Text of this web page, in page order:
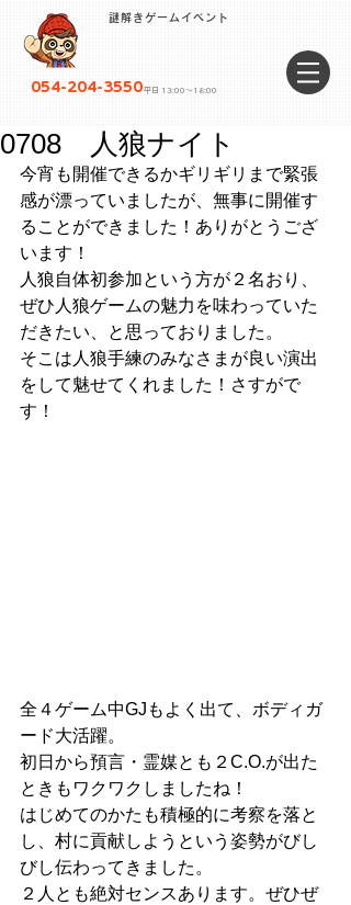
謎解きゲームイベント
054-204-3550 平日 13:00〜18:00
0708 人狼ナイト
今宵も開催できるかギリギリまで緊張
感が漂っていましたが、無事に開催す
ることができました！ありがとうござ
います！
人狼自体初参加という方が２名おり、
ぜひ人狼ゲームの魅力を味わっていた
だきたい、と思っておりました。
そこは人狼手練のみなさまが良い演出
をして魅せてくれました！さすがで
す！
全４ゲーム中GJもよく出て、ボディガ
ード大活躍。
初日から預言・霊媒とも２C.O.が出た
ときもワクワクしましたね！
はじめてのかたも積極的に考察を落と
し、村に貢献しようという姿勢がびし
びし伝わってきました。
２人とも絶対センスあります。ぜひぜ